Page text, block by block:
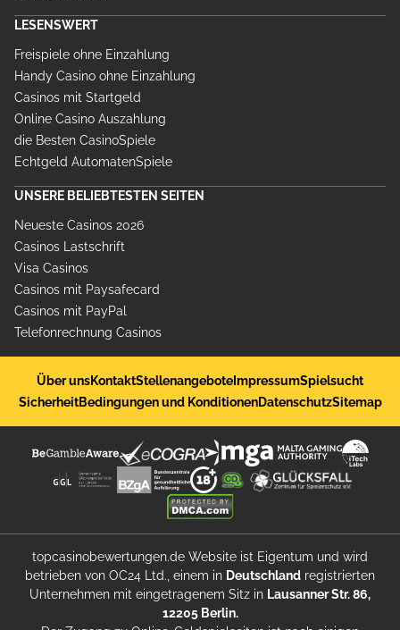
LESENSWERT
Freispiele ohne Einzahlung
Handy Casino ohne Einzahlung
Casinos mit Startgeld
Online Casino Auszahlung
die Besten CasinoSpiele
Echtgeld AutomatenSpiele
UNSERE BELIEBTESTEN SEITEN
Neueste Casinos 2026
Casinos Lastschrift
Visa Casinos
Casinos mit Paysafecard
Casinos mit PayPal
Telefonrechnung Casinos
Über unsKontaktStellenangebote ImpressumSpielsucht
SicherheitBedingungen und KonditionenDatenschutzSitemap
topcasinobewertungen.de Website ist Eigentum und wird
betrieben von OC24 Ltd., einem in Deutschland registrierten
Unternehmen mit eingetragenem Sitz in Lausanner Str. 86,
12205 Berlin.